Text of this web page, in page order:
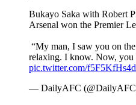
Bukayo Saka with Robert
Arsenal won the Premier
“My man, I saw you on
relaxing. I know. Now, you
pic.twitter.com/f5F5KfHs4d
— DailyAFC